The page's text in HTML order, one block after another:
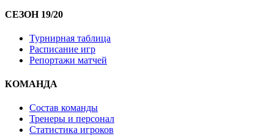
СЕЗОН 19/20
Турнирная таблица
Расписание игр
Репортажи матчей
КОМАНДА
Состав команды
Тренеры и персонал
Статистика игроков